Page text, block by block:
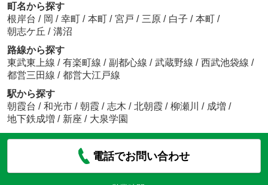
町名から探す
根岸台 / 岡 / 幸町 / 本町 / 宮戸 / 三原 / 白子 / 本町 /
朝志ケ丘 / 溝沼
路線から探す
東武東上線 / 有楽町線 / 副都心線 / 武蔵野線 / 西武池袋線 /
都営三田線 / 都営大江戸線
駅から探す
朝霞台 / 和光市 / 朝霞 / 志木 / 北朝霞 / 柳瀬川 / 成増 /
地下鉄成増 / 新座 / 大泉学園
電話でお問い合わせ